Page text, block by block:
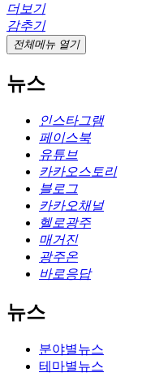
더보기
감추기
전체메뉴 열기
뉴스
인스타그램
페이스북
유튜브
카카오스토리
블로그
카카오채널
헬로광주
매거진
광주온
바로응답
뉴스
분야별뉴스
테마별뉴스